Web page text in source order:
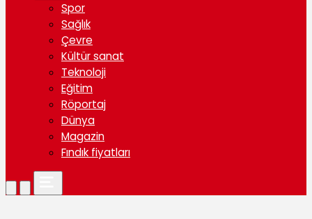
Spor
Sağlık
Çevre
Kültür sanat
Teknoloji
Eğitim
Röportaj
Dünya
Magazin
Fındık fiyatları